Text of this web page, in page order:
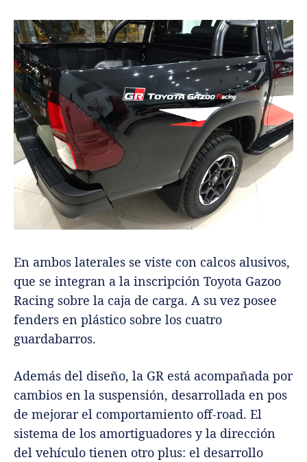
En ambos laterales se viste con calcos alusivos,
que se integran a la inscripción Toyota Gazoo
Racing sobre la caja de carga. A su vez posee
fenders en plástico sobre los cuatro
guardabarros.
Además del diseño, la GR está acompañada por
cambios en la suspensión, desarrollada en pos
de mejorar el comportamiento off-road. El
sistema de los amortiguadores y la dirección
del vehículo tienen otro plus: el desarrollo